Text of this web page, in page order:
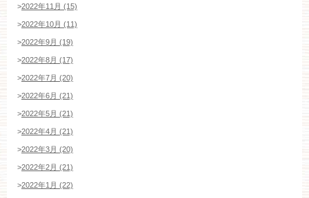
>2022年11月 (15)
>2022年10月 (11)
>2022年9月 (19)
>2022年8月 (17)
>2022年7月 (20)
>2022年6月 (21)
>2022年5月 (21)
>2022年4月 (21)
>2022年3月 (20)
>2022年2月 (21)
>2022年1月 (22)